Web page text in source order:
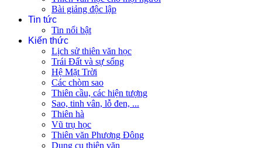
Bài giảng độc lập
Tin tức
Tin nổi bật
Kiến thức
Lịch sử thiên văn học
Trái Đất và sự sống
Hệ Mặt Trời
Các chòm sao
Thiên cầu, các hiện tượng
Sao, tinh vân, lỗ đen, ...
Thiên hà
Vũ trụ học
Thiên văn Phương Đông
Dụng cụ thiên văn